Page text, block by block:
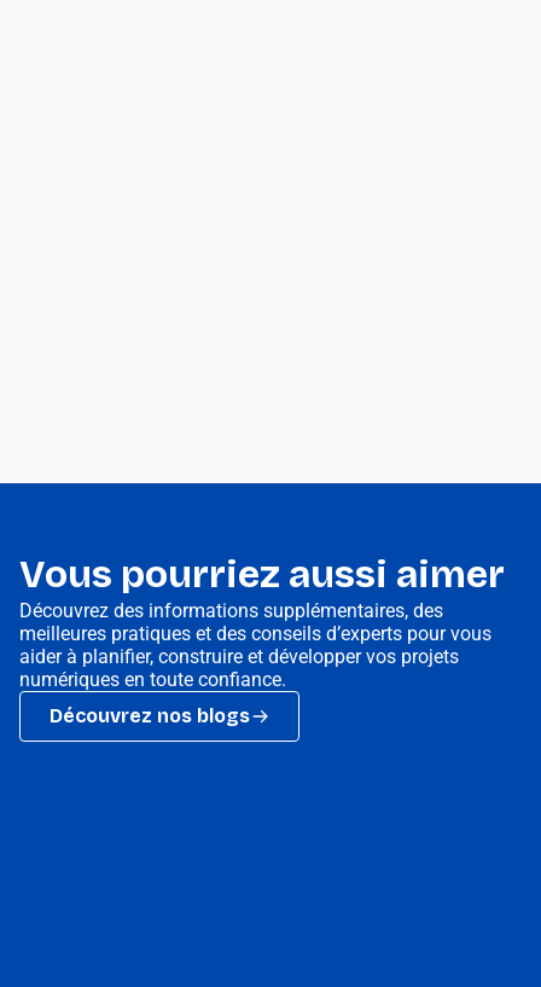
Vous pourriez aussi aimer
Découvrez des informations supplémentaires, des
meilleures pratiques et des conseils d’experts pour vous
aider à planifier, construire et développer vos projets
numériques en toute confiance.
Découvrez nos blogs